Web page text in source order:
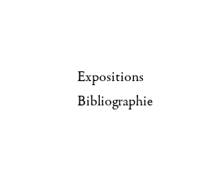
Expositions
Bibliographie